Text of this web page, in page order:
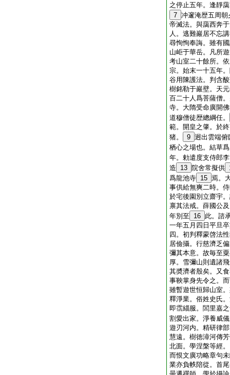
之停止五年。逢靜
7 冲邃淹歴五周
帝滅法。與藹西奔
人。逃難巖居不忘
尋恂恂奉誨。雖有
山岠于華岳。凡所
考山室二十餘所。
宗。始末一十五年
谷用陳護法。判含
樹銘勒于巖壁。天
百二十人爲菩薩僧
寺。大隋受命廣開
道穆僧徒歴總綱任。
範。開皇之肇。於
猪。
9 迥出雲端俯
栖心之場也。結草
年。勅遣度支侍郎
造
13 院舍常擬供
爲龍池寺 15 焉。
事供給無爽二時。
於宅後園別立齋宇
禀其法戒。薛國公
年別至
16 此。諮
一年五月四日平旦
四。初判釋蒙啓法
居儉攝。行慈濟乏
彌其本意。故毎至
厚。雪彌山則遺諸
其奬濟者殷矣。又
事鞅掌身先令之。
雖暫遊世恒歸山室
釋淨業。俗姓史氏
即霑緇服。閭里嘉
割愛出家。淨養威
遊刃河内。精研律
慧遠。樹徳漳河傳
北面。學涅槃等經
而恨文廣功略章句
業亦負帙陪從。首